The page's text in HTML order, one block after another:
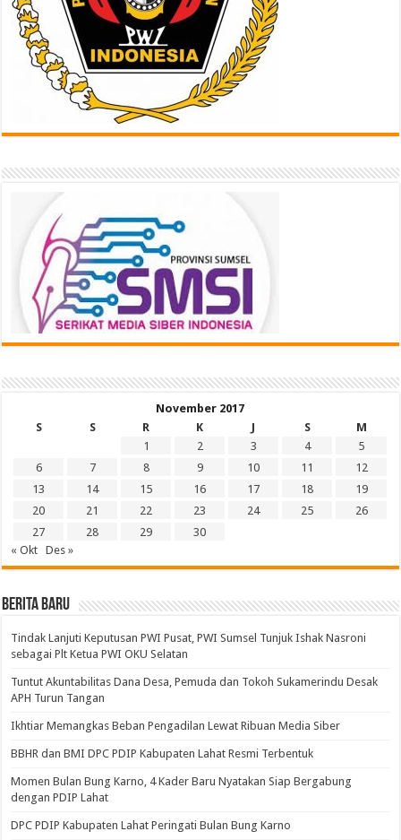
November 2017
S
S R K J S
M
1
2 3 4
5
6
7 8 9 10 11
12
13
14 15 16 17 18
19
20
21 22 23 24 25
26
27
28 29
30
« Okt
Des »
BERITA BARU
Tindak Lanjuti Keputusan PWI Pusat, PWI Sumsel Tunjuk Ishak Nasroni
sebagai Plt Ketua PWI OKU Selatan
Tuntut Akuntabilitas Dana Desa, Pemuda dan Tokoh Sukamerindu Desak
APH Turun Tangan
Ikhtiar Memangkas Beban Pengadilan Lewat Ribuan Media Siber
BBHR dan BMI DPC PDIP Kabupaten Lahat Resmi Terbentuk
Momen Bulan Bung Karno, 4 Kader Baru Nyatakan Siap Bergabung
dengan PDIP Lahat
DPC PDIP Kabupaten Lahat Peringati Bulan Bung Karno